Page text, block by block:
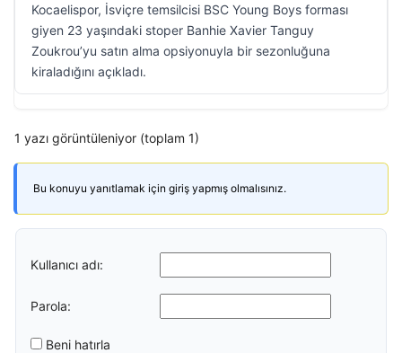
Kocaelispor, İsviçre temsilcisi BSC Young Boys forması
giyen 23 yaşındaki stoper Banhie Xavier Tanguy
Zoukrou’yu satın alma opsiyonuyla bir sezonluğuna
kiraladığını açıkladı.
1 yazı görüntüleniyor (toplam 1)
Bu konuyu yanıtlamak için giriş yapmış olmalısınız.
Kullanıcı adı:
Parola:
Beni hatırla